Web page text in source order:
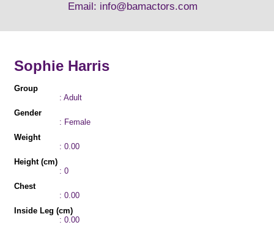
Email: info@bamactors.com
Sophie Harris
Group
: Adult
Gender
: Female
Weight
: 0.00
Height (cm)
: 0
Chest
: 0.00
Inside Leg (cm)
: 0.00